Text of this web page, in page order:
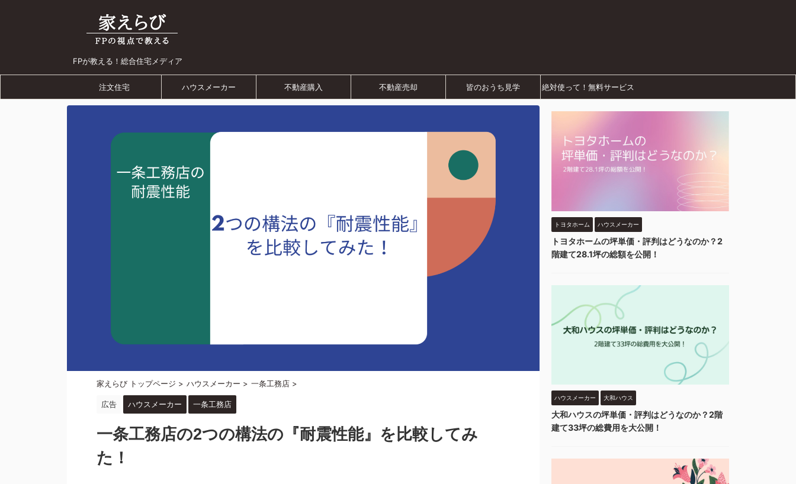
FPが教える！総合住宅メディア
注文住宅 ハウスメーカー 不動産購入 不動産売却 皆のおうち見学 絶対使って！無料サービス
家えらび トップページ > ハウスメーカー > 一条工務店 >
広告 ハウスメーカー 一条工務店
一条工務店の2つの構法の『耐震性能』を比較してみ
た！
トヨタホーム ハウスメーカー
トヨタホームの坪単価・評判はどうなのか？2
階建て28.1坪の総額を公開！
ハウスメーカー 大和ハウス
大和ハウスの坪単価・評判はどうなのか？2階
建て33坪の総費用を大公開！